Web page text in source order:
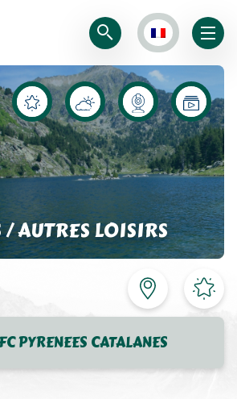
AUTRES LOISIRS
PYRENEES CATALANES